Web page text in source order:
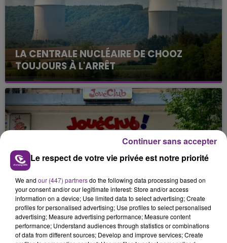
LA CENTRALE NUCLÉAIRE DE CHOOZ
TOUJOURS À L'ARRÊT
Cela fait déjà une semaine que la centrale
nucléaire ardennaise est à l'arrêt. Une situation
justifiée par la sécheresse intense qui est toujours
présente.
LE MAGASIN JOUÉCLUB DE REIMS FERME
SES PORTES
C'était l'une des institutions du centre-ville
rémois. Le magasin JouéClub est contraint de
fermer ses portes.
TITRES DIFFUSÉS
Le respect de votre vie privée est notre priorité
We and our (447) partnersdo the following data processing based on
your consent and/or our legitimate interest: Store and/or access
information on a device; Use limited data to select advertising; Create
profiles for personalised advertising; Use profiles to select personalised
advertising; Measure advertising performance; Measure content
performance; Understand audiences through statistics or combinations
of data from different sources; Develop and improve services; Create
Continuer sans accepter